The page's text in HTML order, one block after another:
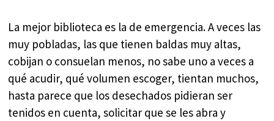
La mejor biblioteca es la de emergencia. A veces las
muy pobladas, las que tienen baldas muy altas,
cobijan o consuelan menos, no sabe uno a veces a
qué acudir, qué volumen escoger, tientan muchos,
hasta parece que los desechados pidieran ser
tenidos en cuenta, solicitar que se les abra y